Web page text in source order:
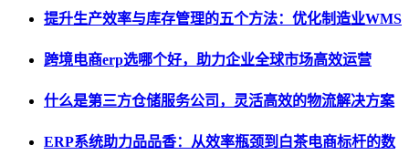
提升生产效率与库存管理的五个方法：优化制造业WMS
跨境电商erp选哪个好，助力企业全球市场高效运营
什么是第三方仓储服务公司，灵活高效的物流解决方案
ERP系统助力品品香：从效率瓶颈到白茶电商标杆的数